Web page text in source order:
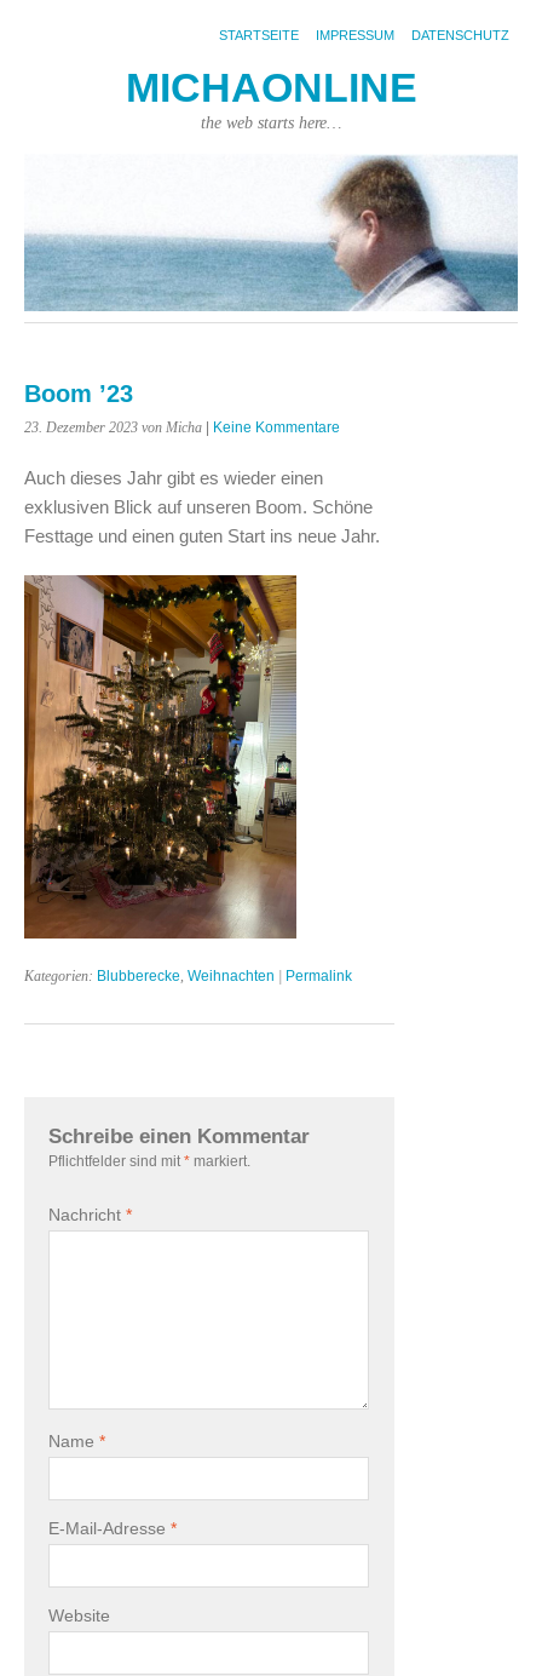
STARTSEITE IMPRESSUM DATENSCHUTZ
MICHAONLINE
the web starts here…
Boom ’23
23. Dezember 2023 von Micha | Keine Kommentare
Auch dieses Jahr gibt es wieder einen
exklusiven Blick auf unseren Boom. Schöne
Festtage und einen guten Start ins neue Jahr.
Kategorien: Blubberecke Weihnachten | Permalink
Schreibe einen Kommentar
Pflichtfelder sind mit * markiert.
Nachricht *
Name *
E-Mail-Adresse *
Website